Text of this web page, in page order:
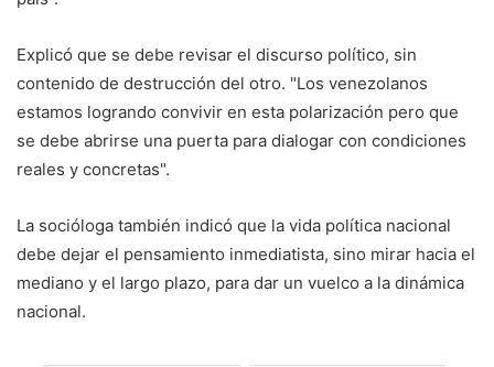
Explicó que se debe revisar el discurso político, sin
contenido de destrucción del otro. "Los venezolanos
estamos logrando convivir en esta polarización pero que
se debe abrirse una puerta para dialogar con condiciones
reales y concretas".
La socióloga también indicó que la vida política nacional
debe dejar el pensamiento inmediatista, sino mirar hacia el
mediano y el largo plazo, para dar un vuelco a la dinámica
nacional.